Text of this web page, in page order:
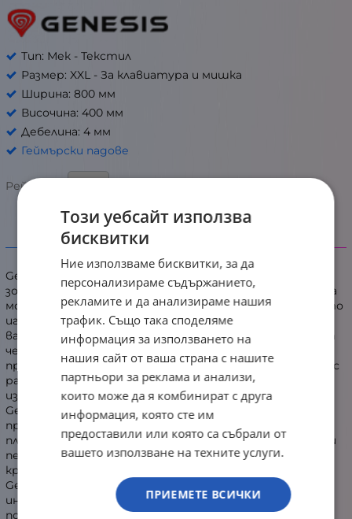
Тип: Мек - Текстил
Размер: XXL - За клавиатура и мишка
Ширина: 800 мм
Височина: 400 мм
Дебелина: 4 мм
Геймърски падове
Рейтинг:
Информация
Genesis BORON 500 XXL ще освети вашата гейминг
зона по ефектен начин. Със своите 11 различни режима
можете да създадете уникална атмосфера на вашето
игрално поле. Невероятният дизайн ще направи
вашето пространство неподражаемо. Класическият
черен дизайн я прави идеално подходяща за всяко
пространство. Благодарение на своята повърхност с
размери 80 x 40 cm, тя дава на геймъра оптимално
използваемо пространство. Гладката повърхност на
Genesis BORON 500 XXL осигурява висока точност на
проследяване на движението и кара мишката да се
плъзга по нея без никакви пречки. Подложката работи
перфектно с всички видове сензори. Защитата по
краищата осигурява забележителна устойчивост на
Genesis BORON 500 XXL и предпазва от изтриване при
интензивна употреба. Основата на подложката е
покрита със слой от противоплъзгаща гума,
Този уебсайт използва
бисквитки
Ние използваме бисквитки, за да
персонализираме съдържанието,
рекламите и да анализираме нашия
трафик. Също така споделяме
информация за използването на
нашия сайт от ваша страна с нашите
партньори за реклама и анализи,
които може да я комбинират с друга
информация, която сте им
предоставили или която са събрали от
вашето използване на техните услуги.
ПРИЕМЕТЕ ВСИЧКИ